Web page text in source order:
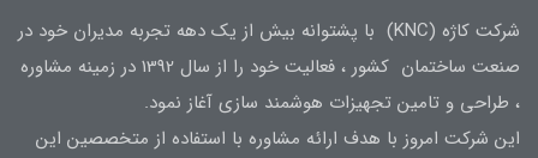
شرکت کاژه (KNC) با پشتوانه بیش از یک دهه تجربه مدیران خود در
صنعت ساختمان کشور ، فعالیت خود را از سال 1392 در زمینه مشاوره
، طراحی و تامین تجهیزات هوشمند سازی آغاز نمود.
این شرکت امروز با هدف ارائه مشاوره با استفاده از متخصصین این